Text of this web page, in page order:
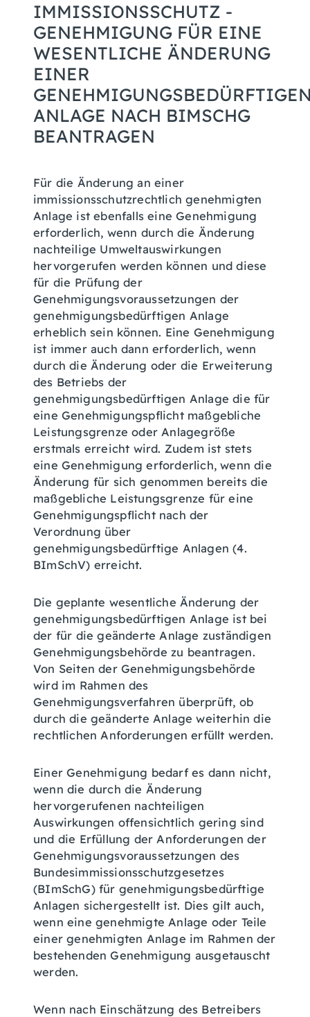
IMMISSIONSSCHUTZ -
GENEHMIGUNG FÜR EINE
WESENTLICHE ÄNDERUNG
EINER
ANLAGE NACH BIMSCHG
BEANTRAGEN
Für die Änderung an einer
immissionsschutzrechtlich genehmigten
Anlage ist ebenfalls eine Genehmigung
erforderlich, wenn durch die Änderung
nachteilige Umweltauswirkungen
hervorgerufen werden können und diese
für die Prüfung der
Genehmigungsvoraussetzungen der
genehmigungsbedürftigen Anlage
erheblich sein können. Eine Genehmigung
ist immer auch dann erforderlich, wenn
durch die Änderung oder die Erweiterung
des Betriebs der
genehmigungsbedürftigen Anlage die für
eine Genehmigungspflicht maßgebliche
Leistungsgrenze oder Anlagegröße
erstmals erreicht wird. Zudem ist stets
eine Genehmigung erforderlich, wenn die
Änderung für sich genommen bereits die
maßgebliche Leistungsgrenze für eine
Genehmigungspflicht nach der
Verordnung über
genehmigungsbedürftige Anlagen (4.
BImSchV) erreicht.
Die geplante wesentliche Änderung der
genehmigungsbedürftigen Anlage ist bei
der für die geänderte Anlage zuständigen
Genehmigungsbehörde zu beantragen.
Von Seiten der Genehmigungsbehörde
wird im Rahmen des
Genehmigungsverfahren überprüft, ob
durch die geänderte Anlage weiterhin die
rechtlichen Anforderungen erfüllt werden.
Einer Genehmigung bedarf es dann nicht,
wenn die durch die Änderung
hervorgerufenen nachteiligen
Auswirkungen offensichtlich gering sind
und die Erfüllung der Anforderungen der
Genehmigungsvoraussetzungen des
Bundesimmissionsschutzgesetzes
(BImSchG) für genehmigungsbedürftige
Anlagen sichergestellt ist. Dies gilt auch,
wenn eine genehmigte Anlage oder Teile
einer genehmigten Anlage im Rahmen der
bestehenden Genehmigung ausgetauscht
werden.
Wenn nach Einschätzung des Betreibers